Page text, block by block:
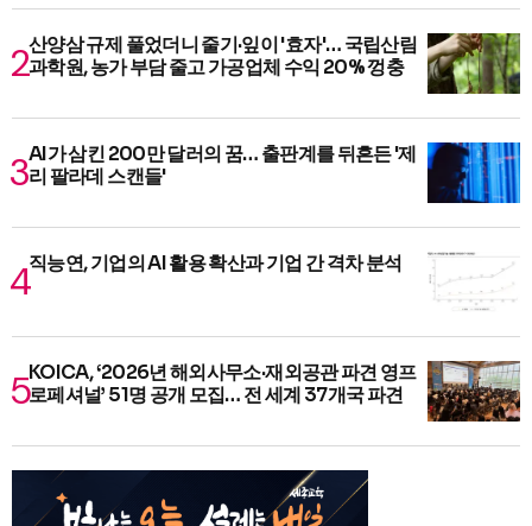
산양삼 규제 풀었더니 줄기·잎이 '효자'… 국립산림
과학원, 농가 부담 줄고 가공업체 수익 20% 껑충
AI가 삼킨 200만 달러의 꿈… 출판계를 뒤흔든 '제
리 팔라데 스캔들'
직능연, 기업의 AI 활용 확산과 기업 간 격차 분석
KOICA, ‘2026년 해외사무소·재외공관 파견 영프
로페셔널’ 51명 공개 모집… 전 세계 37개국 파견